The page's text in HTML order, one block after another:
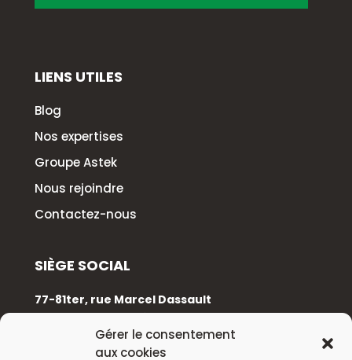
Gérer le consentement
aux cookies
LIENS UTILES
Blog
Nos expertises
Groupe Astek
Nous rejoindre
Contactez-nous
SIÈGE SOCIAL
77-81ter, rue Marcel Dassault
92100 Boulogne-Billancourt